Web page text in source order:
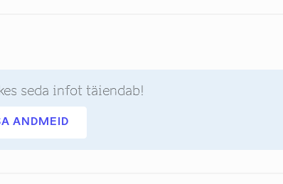
seda infot täiendab!
ANDMEID